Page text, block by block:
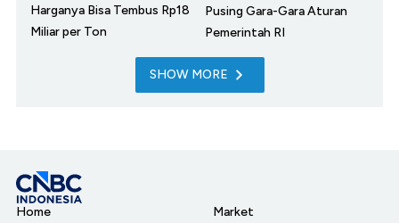
Harganya Bisa Tembus Rp18
Miliar per Ton
Pusing Gara-Gara Aturan
Pemerintah RI
SHOW MORE
Home
Market